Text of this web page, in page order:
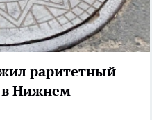
раритетный
в Нижнем